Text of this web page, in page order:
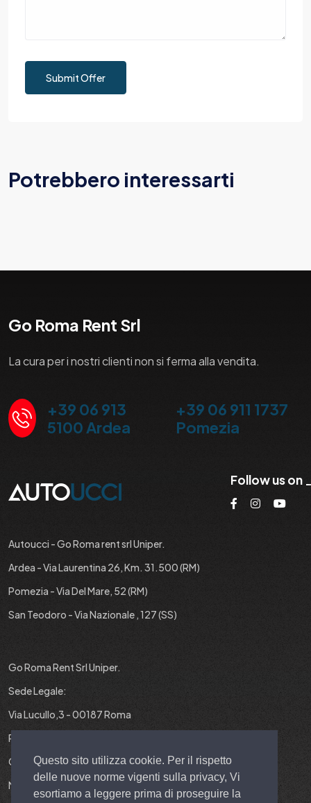
Questo sito utilizza cookie. Per il rispetto
delle nuove norme vigenti sulla privacy, Vi
esortiamo a leggere prima di proseguire la
Submit Offer
Potrebbero interessarti
Go Roma Rent Srl
La cura per i nostri clienti non si ferma alla vendita.
+39 06 913
5100 Ardea
+39 06 911 1737
Pomezia
Follow us on
Autoucci - Go Roma rent srl Uniper.
Ardea - Via Laurentina 26, Km. 31.500 (RM)
Pomezia - Via Del Mare, 52 (RM)
San Teodoro - Via Nazionale , 127 (SS)
Go Roma Rent Srl Uniper.
Sede Legale:
Via Lucullo,3 - 00187 Roma
P.IVA : 12829431001
Cap. Soc. : 10.000 EURO I.V.
N° REA : RM-1403299